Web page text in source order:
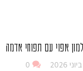
אפוי עם תפוחי אדמה
0